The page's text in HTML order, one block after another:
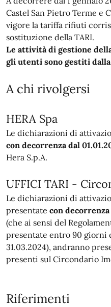
Castel San Pietro Terme e
vigore la tariffa rifiuti
sostituzione della TARI.
Le attività di gestione
gli utenti sono gestiti dalla
A chi rivolgersi
HERA Spa
Le dichiarazioni di
con decorrenza dal
Hera S.p.A.
UFFICI TARI -
Le dichiarazioni di
presentate con
(che ai sensi del
presentate entro 90 giorni
31.03.2024), andranno
presenti sul Circondario
Riferimenti